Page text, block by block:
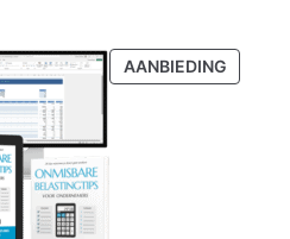
AANBIEDING
IN